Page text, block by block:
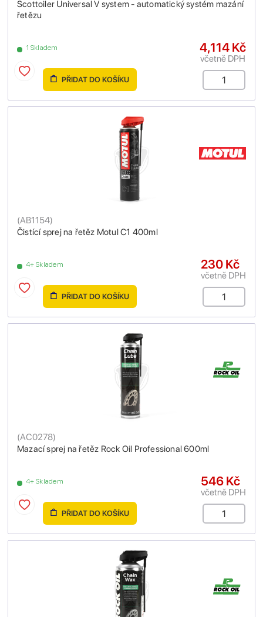
Scottoiler Universal V system - automatický systém mazání
řetězu
1 Skladem 4,114 Kč
včetně DPH
PŘIDAT DO KOŠÍKU
Čistící sprej na řetěz Motul C1 400ml
(AB1154)
4+ Skladem 230 Kč
včetně DPH
PŘIDAT DO KOŠÍKU
Mazací sprej na řetěz Rock Oil Professional 600ml
(AC0278)
4+ Skladem 546 Kč
včetně DPH
PŘIDAT DO KOŠÍKU